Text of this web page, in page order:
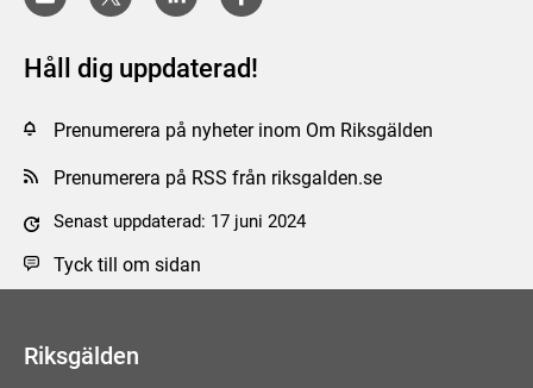
Håll dig uppdaterad!
Prenumerera på nyheter inom Om Riksgälden
Prenumerera på RSS från riksgalden.se
Senast uppdaterad: 17 juni 2024
Tyck till om sidan
Riksgälden